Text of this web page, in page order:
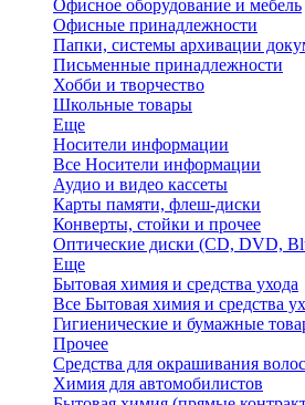
Офисное оборудование и мебель
Офисные принадлежности
Папки, системы архивации
Письменные принадлежности
Хобби и творчество
Школьные товары
Еще
Носители информации
Все Носители информации
Аудио и видео кассеты
Карты памяти, флеш-диски
Конверты, стойки и прочее
Оптические диски (CD, DVD,
Еще
Бытовая химия и средства ухода
Все Бытовая химия и средства
Гигиенические и бумажные
Прочее
Средства для окрашивания волос
Химия для автомобилистов